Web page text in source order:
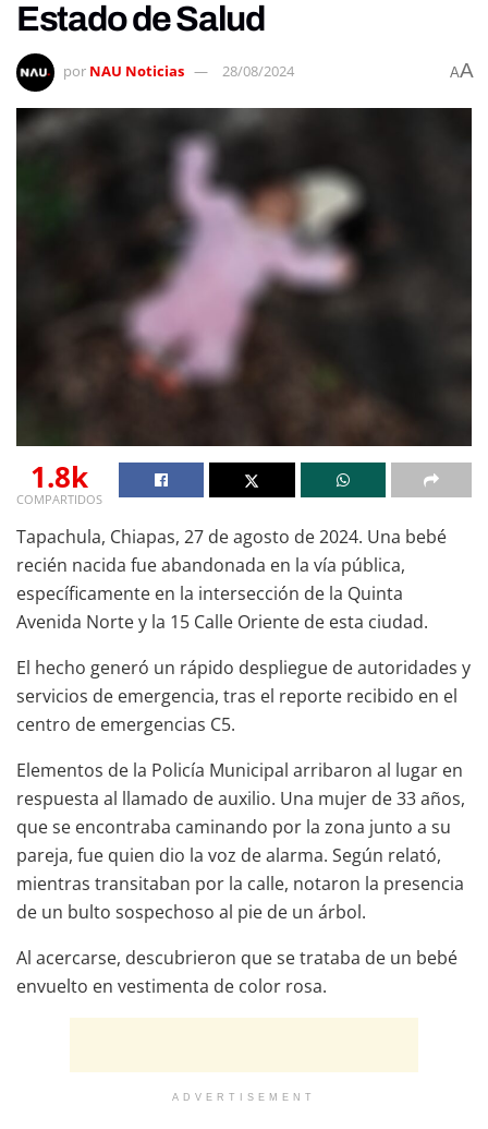
Estado de Salud
por NAU Noticias 28/08/2024 AA
1.8k
COMPARTIDOS
Tapachula, Chiapas, 27 de agosto de 2024. Una bebé
recién nacida fue abandonada en la vía pública,
específicamente en la intersección de la Quinta
Avenida Norte y la 15 Calle Oriente de esta ciudad.
El hecho generó un rápido despliegue de autoridades y
servicios de emergencia, tras el reporte recibido en el
centro de emergencias C5.
Elementos de la Policía Municipal arribaron al lugar en
respuesta al llamado de auxilio. Una mujer de 33 años,
que se encontraba caminando por la zona junto a su
pareja, fue quien dio la voz de alarma. Según relató,
mientras transitaban por la calle, notaron la presencia
de un bulto sospechoso al pie de un árbol.
Al acercarse, descubrieron que se trataba de un bebé
envuelto en vestimenta de color rosa.
ADVERTISEMENT